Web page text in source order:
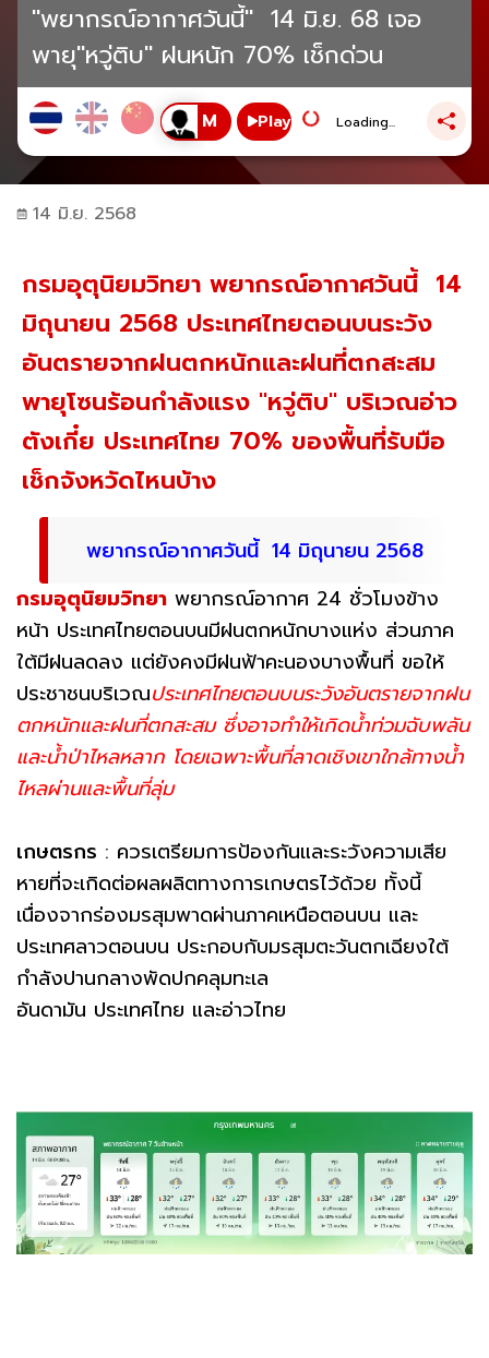
"พยากรณ์อากาศวันนี้" 14 มิ.ย. 68 เจอ
พายุ"หวู่ติบ" ฝนหนัก 70% เช็กด่วน
Play Loading...
14 มิ.ย. 2568
กรมอุตุนิยมวิทยา พยากรณ์อากาศวันนี้ 14
มิถุนายน 2568 ประเทศไทยตอนบนระวัง
อันตรายจากฝนตกหนักและฝนที่ตกสะสม
พายุโซนร้อนกำลังแรง "หวู่ติบ" บริเวณอ่าว
ตังเกี๋ย ประเทศไทย 70% ของพื้นที่รับมือ
เช็กจังหวัดไหนบ้าง
พยากรณ์อากาศวันนี้ 14 มิถุนายน 2568
กรมอุตุนิยมวิทยา พยากรณ์อากาศ 24 ชั่วโมงข้าง
หน้า ประเทศไทยตอนบนมีฝนตกหนักบางแห่ง ส่วนภาค
ใต้มีฝนลดลง แต่ยังคงมีฝนฟ้าคะนองบางพื้นที่ ขอให้
ประชาชนบริเวณประเทศไทยตอนบนระวังอันตรายจากฝน
ตกหนักและฝนที่ตกสะสม ซึ่งอาจทำให้เกิดน้ำท่วมฉับพลัน
และน้ำป่าไหลหลาก โดยเฉพาะพื้นที่ลาดเชิงเขาใกล้ทางน้ำ
ไหลผ่านและพื้นที่ลุ่ม
เกษตรกร : ควรเตรียมการป้องกันและระวังความเสีย
หายที่จะเกิดต่อผลผลิตทางการเกษตรไว้ด้วย ทั้งนี้
เนื่องจากร่องมรสุมพาดผ่านภาคเหนือตอนบน และ
ประเทศลาวตอนบน ประกอบกับมรสุมตะวันตกเฉียงใต้
กำลังปานกลางพัดปกคลุมทะเล
อันดามัน ประเทศไทย และอ่าวไทย